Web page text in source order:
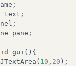
setupnetwork
new
socketserver accept
;
text ;
;
pane ;
gui (){
JTextArea ( 10 , 20 );